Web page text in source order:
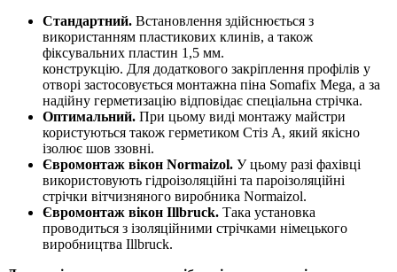
Стандартний. Встановлення здійснюється з
використанням пластикових клинів, а також
фіксувальних пластин 1,5 мм.
конструкцію. Для додаткового закріплення профілів у
отворі застосовується монтажна піна Somafix Mega, а за
надійну герметизацію відповідає спеціальна стрічка.
Оптимальний. При цьому виді монтажу майстри
користуються також герметиком Стіз А, який якісно
ізолює шов ззовні.
Євромонтаж вікон Normaizol. У цьому разі фахівці
використовують гідроізоляційні та пароізоляційні
стрічки вітчизняного виробника Normaizol.
Євромонтаж вікон Illbruck. Така установка
проводиться з ізоляційними стрічками німецького
виробництва Illbruck.